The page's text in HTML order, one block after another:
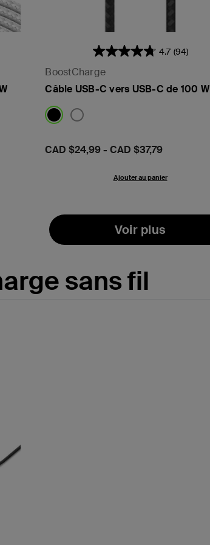
4.7 (94)
BoostCharge
Câble USB-C vers USB-C de 100 W
Prix:
CAD $24,99-CAD $37,79
Ajouter au panier
Voir plus
sans fil